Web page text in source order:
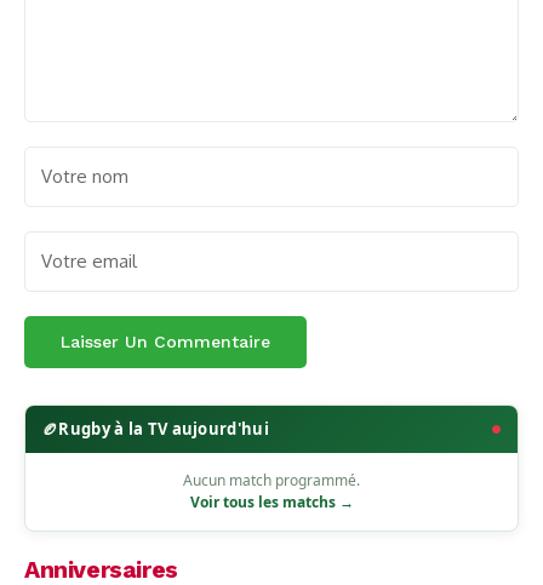
🏉Rugby à la TV aujourd'hui
Aucun match programmé.
Voir tous les matchs →
Anniversaires